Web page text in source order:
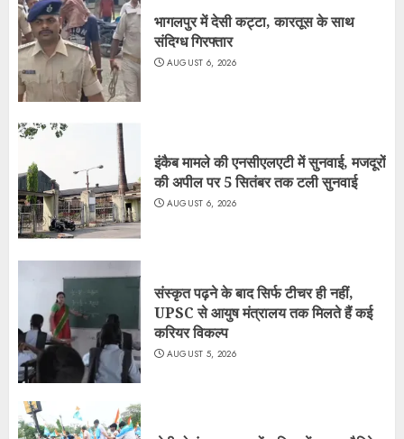
भागलपुर में देसी कट्टा, कारतूस के साथ
संदिग्ध गिरफ्तार
AUGUST 6, 2026
इंकैब मामले की एनसीएलएटी में सुनवाई, मजदूरों
की अपील पर 5 सितंबर तक टली सुनवाई
AUGUST 6, 2026
संस्कृत पढ़ने के बाद सिर्फ टीचर ही नहीं,
UPSC से आयुष मंत्रालय तक मिलते हैं कई
करियर विकल्प
AUGUST 5, 2026